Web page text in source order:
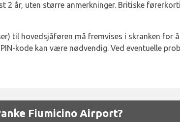
år, uten større anmerkninger. Britiske
til hovedsjåføren må fremvises i skranken for
kode kan være nødvendig. Ved eventuelle
Fiumicino Airport?